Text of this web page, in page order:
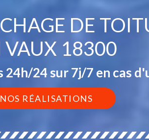
DE
VAUX 18300
24h/24 sur 7j/7 en cas
NOS RÉALISATIONS